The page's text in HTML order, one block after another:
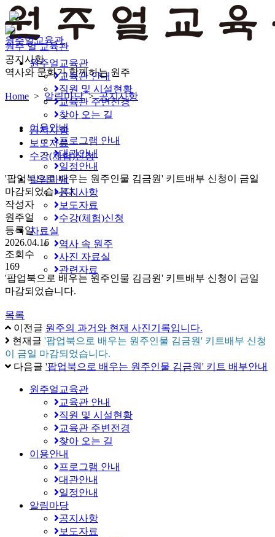
원주얼교육관
원주얼교육관
교육관 안내
직원 및 시설현황
교육관 주변전경
찾아 오는 길
이용안내
프로그램 안내
대관안내
일정안내
알림마당
공지사항
보도자료
수강(체험)신청
자료실
역사 속 원주
사진 자료실
관련자료
원주 얼 교육관
공지사항
역사와 문화가 함께하는 원주
Home > 알림마당>공지사항
공지사항
보도자료
수강(체험)신청
'팝업북으로 배우는 원주인물 김금원' 키트배부 신청이 금일
마감되었습니다.
작성자
원주얼
등록일
2026.04.16
조회수
169
'팝업북으로 배우는 원주인물 김금원' 키트배부 신청이 금일
마감되었습니다.
목록
이전글 원주의 과거와 현재 사진기록입니다.
현재글 '팝업북으로 배우는 원주인물 김금원' 키트배부 신청
이 금일 마감되었습니다.
다음글 '팝업북으로 배우는 원주인물 김금원' 키트 배부안내
원주얼교육관
교육관 안내
직원 및 시설현황
교육관 주변전경
찾아 오는 길
이용안내
프로그램 안내
대관안내
일정안내
알림마당
공지사항
보도자료